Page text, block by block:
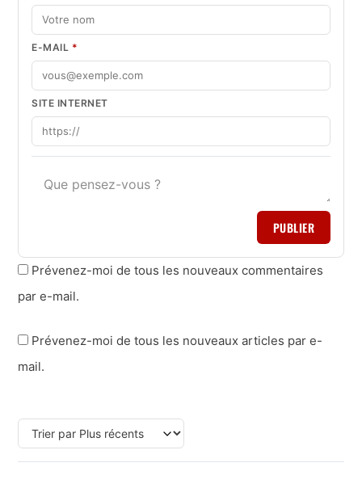
E-MAIL *
SITE INTERNET
PUBLIER
Prévenez-moi de tous les nouveaux commentaires
par e-mail.
Prévenez-moi de tous les nouveaux articles par e-
mail.